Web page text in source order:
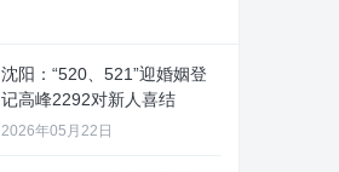
沈阳：“520、521”迎婚姻登
记高峰2292对新人喜结
2026年05月22日